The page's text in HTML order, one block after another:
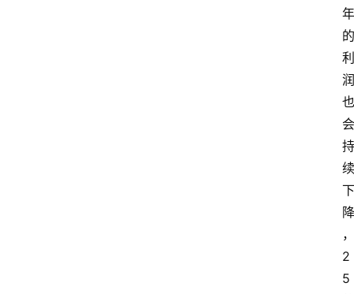
年
的
利
润
也
会
持
续
下
降
，
2
5